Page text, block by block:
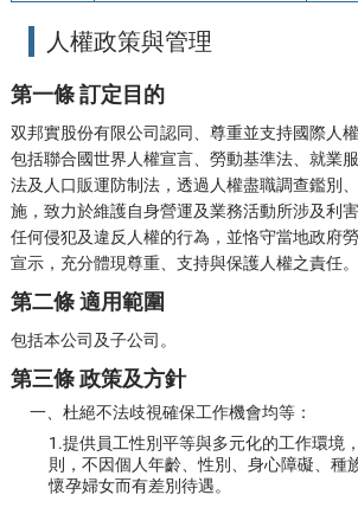
人權政策與管理
第一條 訂定目的
双邦實股份有限公司認同、尊重並支持國際人
包括聯合國世界人權宣言、勞動基準法、就業
法及人口販運防制法，透過人權盡職調查鑑別
施，致力於維護自身營運及業務活動所涉及利
任何侵犯及違反人權的行為，並恪守當地政府
宣示，充分體現尊重、支持與保護人權之責任。
第二條 適用範圍
包括本公司及子公司。
第三條 政策及方針
一、杜絕不法歧視確保工作機會均等：
1.提供員工性別平等與多元化的工作環境
則，不因個人年齡、性別、身心障礙、種
懷孕婦女而有差別待遇。